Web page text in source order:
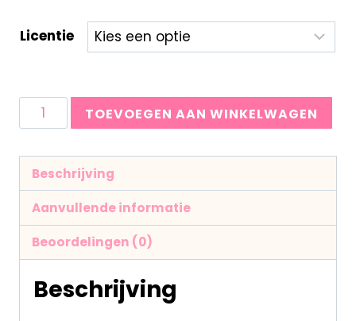
Licentie
TOEVOEGEN AAN WINKELWAGEN
Beschrijving
Aanvullende informatie
Beoordelingen (0)
Beschrijving